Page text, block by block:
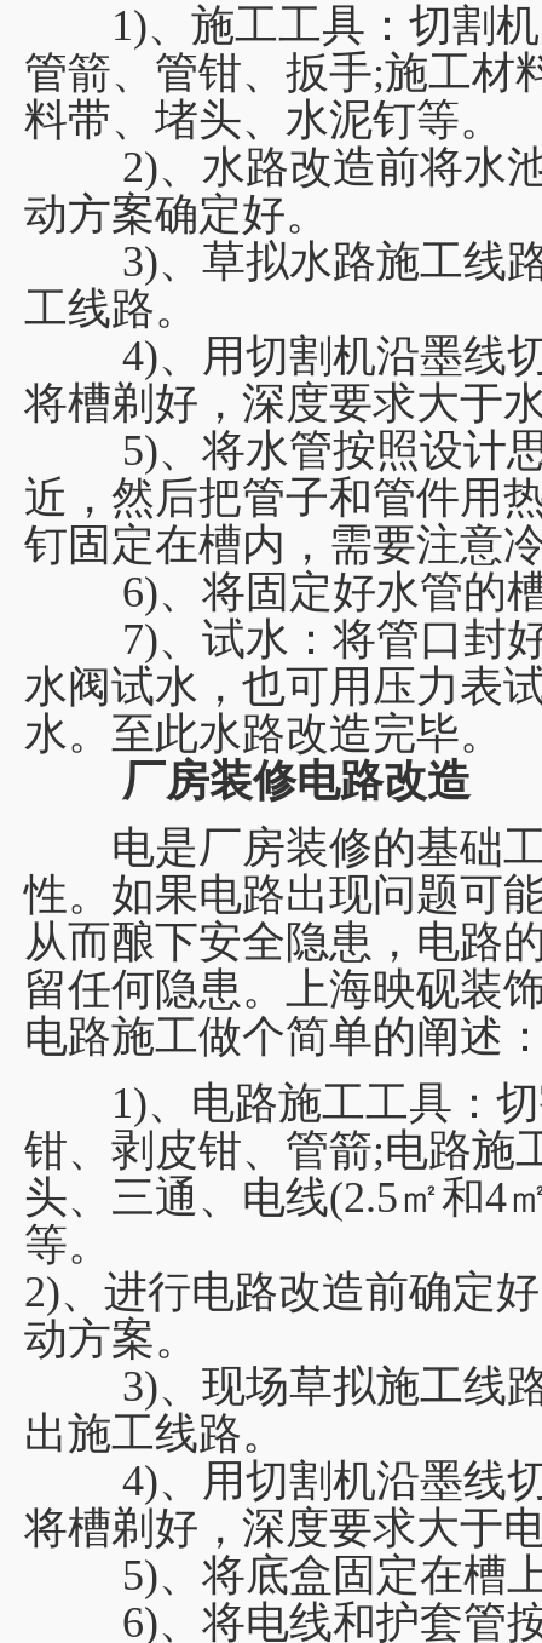
1)、施工工具：切割机
管箭、管钳、扳手;施工材
料带、堵头、水泥钉等。
2)、水路改造前将水池
动方案确定好。
3)、草拟水路施工线路
工线路。
4)、用切割机沿墨线切
将槽剃好，深度要求大于
5)、将水管按照设计思
近，然后把管子和管件用
钉固定在槽内，需要注意
6)、将固定好水管的槽
7)、试水：将管口封好
水阀试水，也可用压力表
水。至此水路改造完毕。
厂房装修电路改造
电是厂房装修的基础工
性。如果电路出现问题可
从而酿下安全隐患，电路
留任何隐患。上海映砚装
电路施工做个简单的阐述
1)、电路施工工具：切
钳、剥皮钳、管箭;电路施
头、三通、电线(2.5㎡和4
等。
2)、进行电路改造前确定
动方案。
3)、现场草拟施工线路
出施工线路。
4)、用切割机沿墨线切
将槽剃好，深度要求大于
5)、将底盒固定在槽
6)、将电线和护套管按